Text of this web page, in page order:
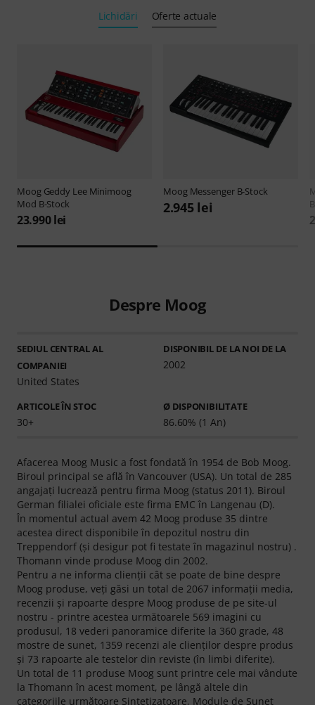
Lichidări Oferte actuale
Moog Geddy Lee Minimoog
Mod B-Stock
23.990 lei
Moog Messenger B-Stock
2.945 lei
Despre Moog
SEDIUL CENTRAL AL
COMPANIEI
United States
DISPONIBIL DE LA NOI DE LA
2002
ARTICOLE ÎN STOC
30+
Ø DISPONIBILITATE
86.60% (1 An)
Afacerea Moog Music a fost fondată în 1954 de Bob Moog.
Biroul principal se află în Vancouver (USA). Un total de 285
angajaţi lucrează pentru firma Moog (status 2011). Biroul
German filialei oficiale este firma EMC în Langenau (D).
În momentul actual avem 42 Moog produse 35 dintre
acestea direct disponibile în depozitul nostru din
Treppendorf (şi desigur pot fi testate în magazinul nostru) .
Thomann vinde produse Moog din 2002.
Pentru a ne informa clienţii cât se poate de bine despre
Moog produse, veţi găsi un total de 2067 informaţii media,
recenzii şi rapoarte despre Moog produse de pe site-ul
nostru - printre acestea următoarele 569 imagini cu
produsul, 18 vederi panoramice diferite la 360 grade, 48
mostre de sunet, 1359 recenzi ale clienţilor despre produs
şi 73 rapoarte ale testelor din reviste (în limbi diferite).
Un total de 11 produse Moog sunt printre cele mai vândute
la Thomann în acest moment, pe lângă altele din
categoriile următoare Sintetizatoare, Module de Sunet